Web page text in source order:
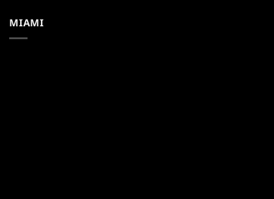
MIAMI